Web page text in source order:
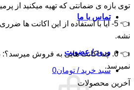
تماس با ما
ورود / عضویت
سبد خرید / تومان0
توی بازه ی ضمانتی که تهیه میکنید از
👈 5- آیا با استفاده از این اکانت ها
نشه.
👈 6. چه اکانت هایی به فروش میرسد؟:
نمیرسد.
آخرین محصولات